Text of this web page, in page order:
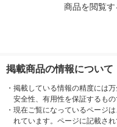
商品を閲覧
掲載商品の情報について
・ 掲載している情報の精度には
安全性、有用性を保証するもの
・ 現在ご覧になっているページ
れています。ページに記載さ